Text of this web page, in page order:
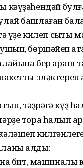
башлаған
үҙе килеп сыҡты
бөршәйеп
бер
тәҙрәгә
тора һалып
алды:
бит, машиналы